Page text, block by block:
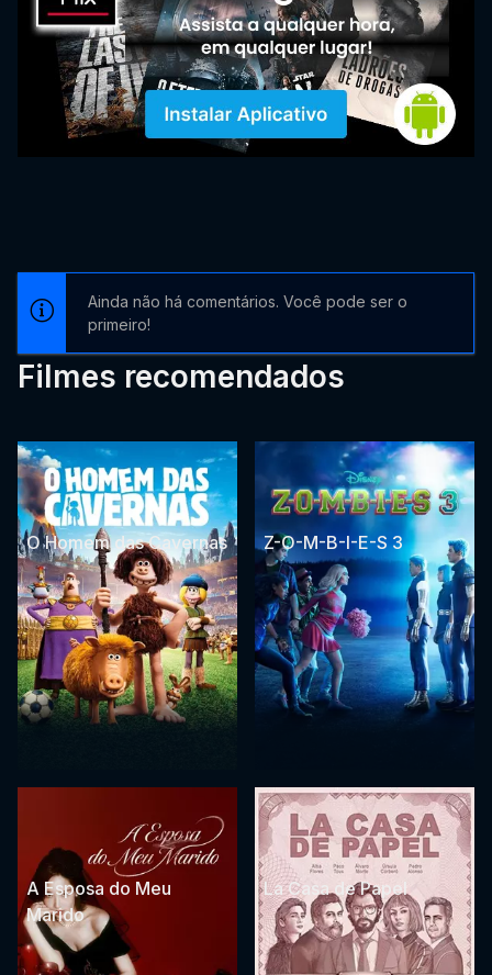
Ainda não há comentários. Você pode ser o
primeiro!
Filmes recomendados
O Homem das Cavernas Z-O-M-B-I-E-S 3
A Esposa do Meu
Marido
La Casa de Papel